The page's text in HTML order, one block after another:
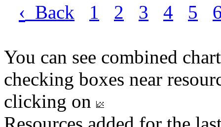
‹ Back 1 2 3 4 5
You can see combined
checking boxes near
clicking on